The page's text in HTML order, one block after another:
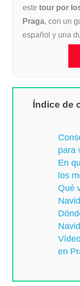
este tour por
Praga, con un
español y una
Índice de
para
En
los
Qué
en